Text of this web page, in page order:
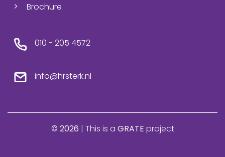
Brochure
010 - 205 4572
info@hrsterk.nl
© 2026 | This is a GRATE project